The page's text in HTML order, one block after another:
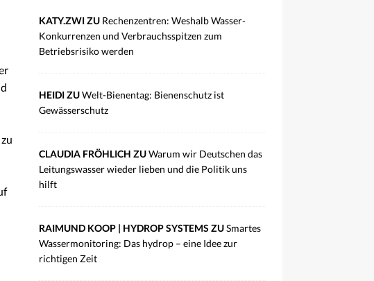
KATY.ZWI ZU Rechenzentren: Weshalb Wasser-
Konkurrenzen und Verbrauchsspitzen zum
Betriebsrisiko werden
HEIDI ZUWelt-Bienentag: Bienenschutz ist
Gewässerschutz
CLAUDIA FRÖHLICH ZUWarum wir Deutschen das
Leitungswasser wieder lieben und die Politik uns
hilft
RAIMUND KOOP | HYDROP SYSTEMS ZUSmartes
Wassermonitoring: Das hydrop – eine Idee zur
richtigen Zeit